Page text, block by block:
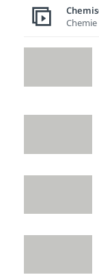
Chemie